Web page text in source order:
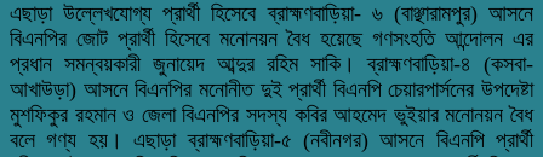
এছাড়া উল্লেখযোগ্য প্রার্থী হিসেবে ব্রাহ্মণবাড়িয়া- ৬ (বাঞ্ছারামপুর) আসনে
বিএনপির জোট প্রার্থী হিসেবে মনোনয়ন বৈধ হয়েছে গণসংহতি আন্দোলন এর
প্রধান সমন্বয়কারী জুনায়েদ আব্দুর রহিম সাকি। ব্রাহ্মণবাড়িয়া-৪ (কসবা-
আখাউড়া) আসনে বিএনপির মনোনীত দুই প্রার্থী বিএনপি চেয়ারপার্সনের উপদেষ্টা
মুশফিকুর রহমান ও জেলা বিএনপির সদস্য কবির আহমেদ ভুইয়ার মনোনয়ন বৈধ
বলে গণ্য হয়।এছাড়া ব্রাহ্মণবাড়িয়া-৫ (নবীনগর) আসনে বিএনপি প্রার্থী